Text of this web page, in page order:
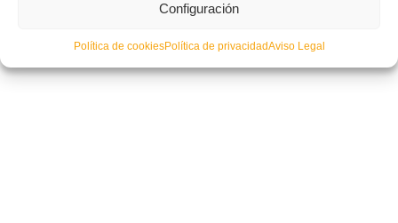
Configuración
Política de cookiesPolítica de privacidadAviso Legal